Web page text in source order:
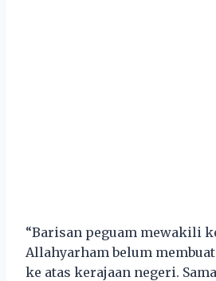
“Barisan peguam mewakili
Allahyarham belum
ke atas kerajaan negeri.